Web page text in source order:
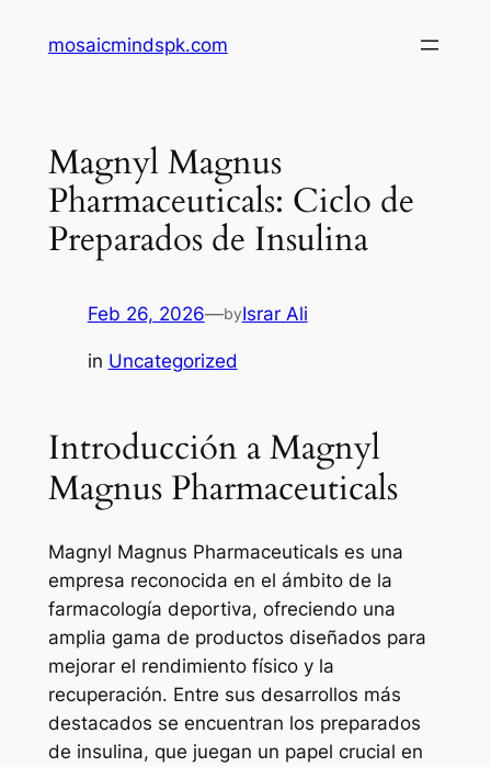
mosaicmindspk.com
Magnyl Magnus
Pharmaceuticals: Ciclo de
Preparados de Insulina
Feb 26, 2026—byIsrar Ali
in Uncategorized
Introducción a Magnyl
Magnus Pharmaceuticals
Magnyl Magnus Pharmaceuticals es una
empresa reconocida en el ámbito de la
farmacología deportiva, ofreciendo una
amplia gama de productos diseñados para
mejorar el rendimiento físico y la
recuperación. Entre sus desarrollos más
destacados se encuentran los preparados
de insulina, que juegan un papel crucial en